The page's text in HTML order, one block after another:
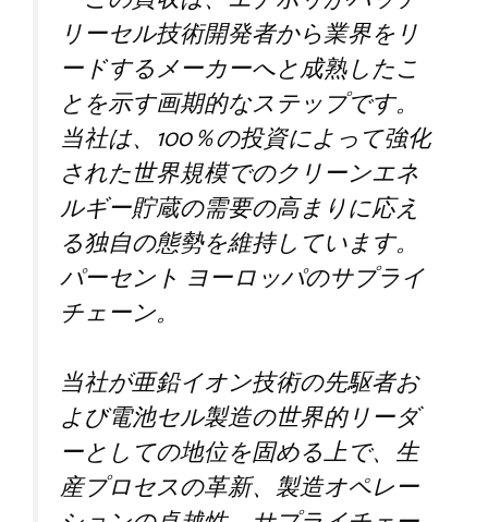
リーセル技術開発者から業界をリ
ードするメーカーへと成熟したこ
とを示す画期的なステップです。
当社は、100％の投資によって強化
された世界規模でのクリーンエネ
ルギー貯蔵の需要の高まりに応え
る独自の態勢を維持しています。
パーセント ヨーロッパのサプライ
チェーン。
当社が亜鉛イオン技術の先駆者お
よび電池セル製造の世界的リーダ
ーとしての地位を固める上で、生
産プロセスの革新、製造オペレー